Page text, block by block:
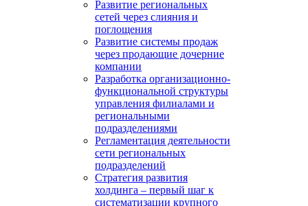
Развитие региональных
сетей через слияния и
поглощения
Развитие системы продаж
через продающие дочерние
компании
Разработка организационно-
функциональной структуры
управления филиалами и
региональными
подразделениями
Регламентация деятельности
сети региональных
подразделений
Стратегия развития
холдинга – первый шаг к
систематизации крупного